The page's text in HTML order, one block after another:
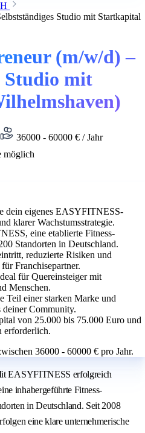
Studio mit Startkapital
(m/w/d) –
Studio mit
36000 - 60000 € / Jahr
möglich
dein eigenes EASYFITNESS-
klarer Wachstumsstrategie.
eine etablierte Fitness-
Standorten in Deutschland.
reduzierte Risiken und
Franchisepartner.
für Quereinsteiger mit
Menschen.
Teil einer starken Marke und
deiner Community.
von 25.000 bis 75.000 Euro und
erforderlich.
36000 - 60000 € pro Jahr.
EASYFITNESS erfolgreich
inhabergeführte Fitness-
in Deutschland. Seit 2008
eine klare unternehmerische